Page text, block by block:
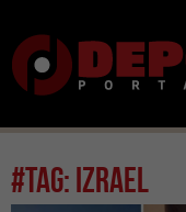
#tag: izrael